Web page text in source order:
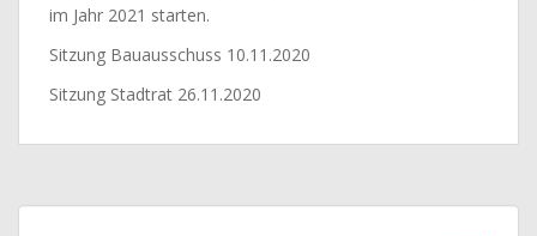
im Jahr 2021 starten.
Sitzung Bauausschuss 10.11.2020
Sitzung Stadtrat 26.11.2020